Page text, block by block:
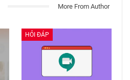
More From Author
HỎI ĐÁP